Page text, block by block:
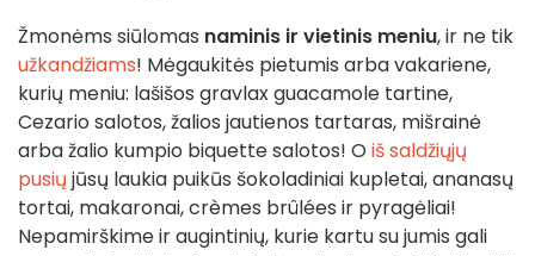
Žmonėms siūlomas naminis ir vietinis meniu, ir ne tik
užkandžiams! Mėgaukitės pietumis arba vakariene,
kurių meniu: lašišos gravlax guacamole tartine,
Cezario salotos, žalios jautienos tartaras, mišrainė
arba žalio kumpio biquette salotos! O iš saldžiųjų
pusių jūsų laukia puikūs šokoladiniai kupletai, ananasų
tortai, makaronai, crèmes brûlées ir pyragėliai!
Nepamirškime ir augintinių, kurie kartu su jumis gali